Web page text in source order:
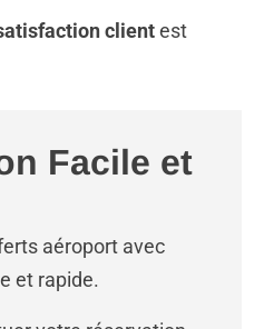
clientest
Facile et
aéroport avec
et rapide.